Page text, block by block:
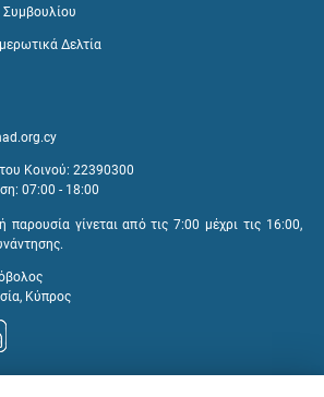
Συμβουλίου
Δελτία
Κοινού: 22390300
07:00 - 18:00
παρουσία γίνεται από τις 7:00 μέχρι τις 16:00,
Κύπρος